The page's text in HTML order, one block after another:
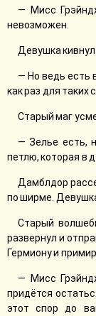
— Мисс
невозможен.
Девушка
— Но ведь есть
как раз для таких
Старый маг
— Зелье есть,
петлю, которая в
Дамблдор
по ширме. Девушка
Старый
развернул и
Гермиону и
— Мисс
придётся
этот спор до